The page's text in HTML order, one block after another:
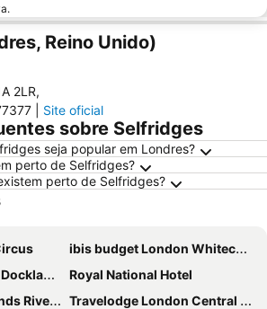
Reino Unido)
2LR,
Site oficial
sobre Selfridges
seja popular em Londres?
perto de Selfridges?
perto de Selfridges?
ibis budget London Whitechapel - Brick Lane
Central
Royal National Hotel
Travelodge London Central Elephant and Castle